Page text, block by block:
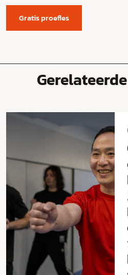
Gratis proefles